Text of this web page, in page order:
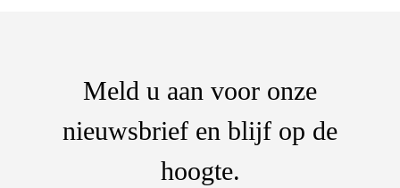
Meld u aan voor onze
nieuwsbrief en blijf op de
hoogte.